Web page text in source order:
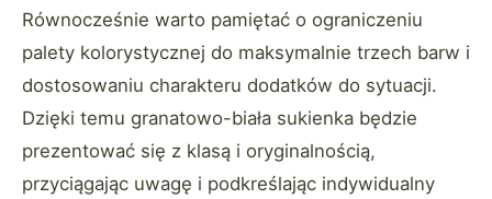
Równocześnie warto pamiętać o ograniczeniu
palety kolorystycznej do maksymalnie trzech barw i
dostosowaniu charakteru dodatków do sytuacji.
Dzięki temu granatowo-biała sukienka będzie
prezentować się z klasą i oryginalnością,
przyciągając uwagę i podkreślając indywidualny